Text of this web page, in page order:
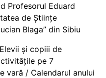
Profesorul Eduard
de Științe
Blaga” din Sibiu
și copiii de
pe 7
vară / Calendarul anului